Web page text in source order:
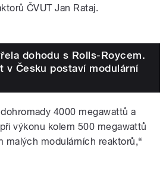
ČVUT Jan Rataj.
dohodu s Rolls-Roycem.
v Česku postaví modulární
4000 megawattů a
výkonu kolem 500 megawattů
malých modulárních reaktorů,“